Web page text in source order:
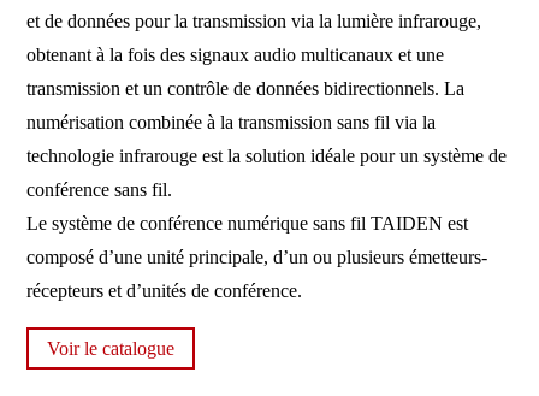
et de données pour la transmission via la lumière infrarouge,
obtenant à la fois des signaux audio multicanaux et une
transmission et un contrôle de données bidirectionnels. La
numérisation combinée à la transmission sans fil via la
technologie infrarouge est la solution idéale pour un système de
conférence sans fil.
Le système de conférence numérique sans fil TAIDEN est
composé d’une unité principale, d’un ou plusieurs émetteurs-
récepteurs et d’unités de conférence.
Voir le catalogue